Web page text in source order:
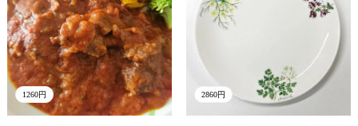
1260円 2860円